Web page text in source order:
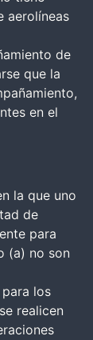
aerolíneas
de
que la
en el
la que uno
de
para
(a) no son
los
realicen